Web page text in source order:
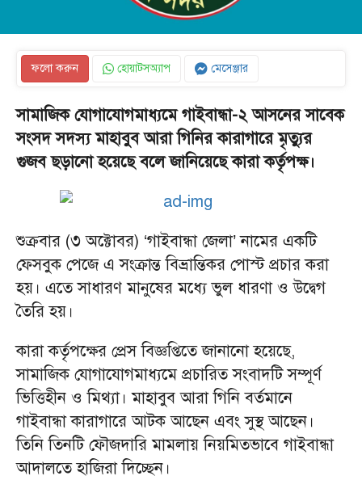
ফলো করুন হোয়াটসঅ্যাপ মেসেঞ্জার
সামাজিক যোগাযোগমাধ্যমে গাইবান্ধা-২ আসনের সাবেক
সংসদ সদস্য মাহাবুব আরা গিনির কারাগারে মৃত্যুর
গুজব ছড়ানো হয়েছে বলে জানিয়েছে কারা কর্তৃপক্ষ।
শুক্রবার (৩ অক্টোবর) ‘গাইবান্ধা জেলা’ নামের একটি
ফেসবুক পেজে এ সংক্রান্ত বিভ্রান্তিকর পোস্ট প্রচার করা
হয়। এতে সাধারণ মানুষের মধ্যে ভুল ধারণা ও উদ্বেগ
তৈরি হয়।
কারা কর্তৃপক্ষের প্রেস বিজ্ঞপ্তিতে জানানো হয়েছে,
সামাজিক যোগাযোগমাধ্যমে প্রচারিত সংবাদটি সম্পূর্ণ
ভিত্তিহীন ও মিথ্যা। মাহাবুব আরা গিনি বর্তমানে
গাইবান্ধা কারাগারে আটক আছেন এবং সুস্থ আছেন।
তিনি তিনটি ফৌজদারি মামলায় নিয়মিতভাবে গাইবান্ধা
আদালতে হাজিরা দিচ্ছেন।